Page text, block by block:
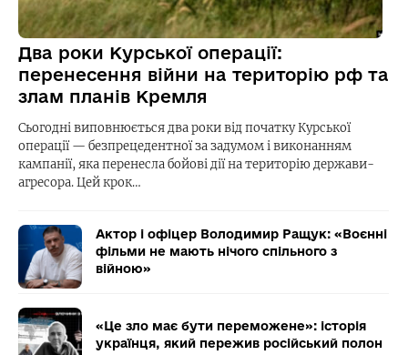
Два роки Курської операції:
перенесення війни на територію рф та
злам планів Кремля
Сьогодні виповнюється два роки від початку Курської
операції — безпрецедентної за задумом і виконанням
кампанії, яка перенесла бойові дії на територію держави-
агресора. Цей крок…
Актор і офіцер Володимир Ращук: «Воєнні
фільми не мають нічого спільного з
війною»
«Це зло має бути переможене»: історія
українця, який пережив російський полон